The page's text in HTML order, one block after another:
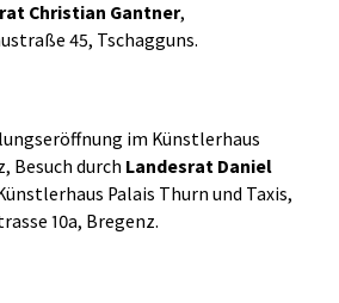
Christian Gantner,
45, Tschagguns.
im Künstlerhaus
Besuch durch Landesrat Daniel
Palais Thurn und Taxis,
10a, Bregenz.